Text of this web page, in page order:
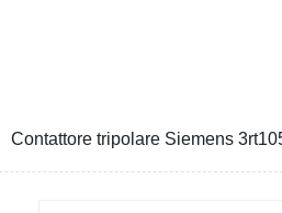
Contattore tripolare Siemens